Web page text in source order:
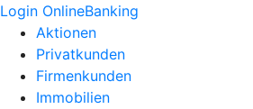
Login OnlineBanking
Aktionen
Privatkunden
Firmenkunden
Immobilien